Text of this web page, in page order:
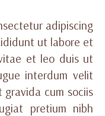
adipiscing
ut labore et
et leo duis ut
interdum velit
cum sociis
pretium nibh